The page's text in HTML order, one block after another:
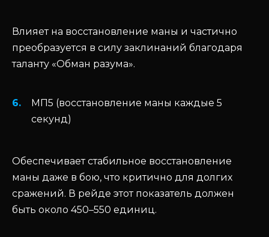
Влияет на восстановление маны и частично
преобразуется в силу заклинаний благодаря
таланту «Обман разума».
МП5 (восстановление маны каждые 5
секунд)
Обеспечивает стабильное восстановление
маны даже в бою, что критично для долгих
сражений. В рейде этот показатель должен
быть около 450–550 единиц.